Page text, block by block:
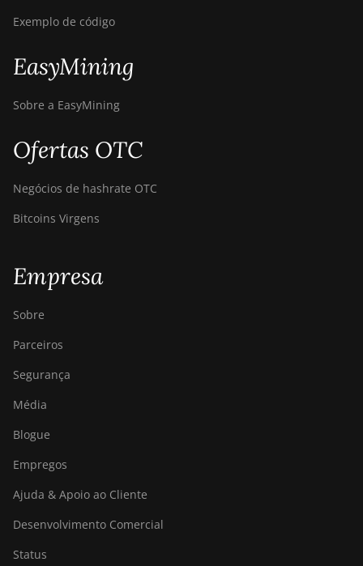
Exemplo de código
EasyMining
Sobre a EasyMining
Ofertas OTC
Negócios de hashrate OTC
Bitcoins Virgens
Empresa
Sobre
Parceiros
Segurança
Média
Blogue
Empregos
Ajuda & Apoio ao Cliente
Desenvolvimento Comercial
Status